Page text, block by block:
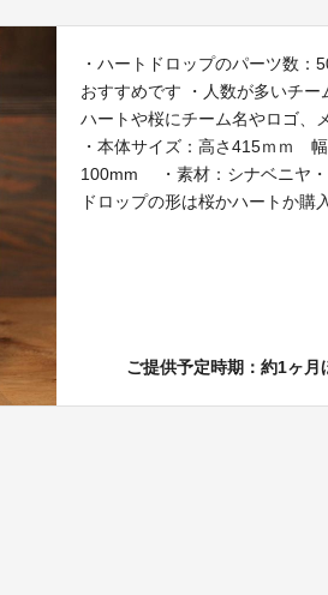
・ハートドロップのパーツ数
おすすめです ・人数が多いチ
ハートや桜にチーム名やロゴ、
・本体サイズ：高さ415ｍｍ
100mm ・素材：シナベニヤ
ドロップの形は桜かハートか購
ご提供予定時期：約1ヶ